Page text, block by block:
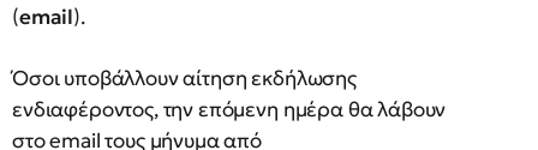
(email).
Όσοι υπoβάλλουν αίτηση εκδήλωσης
ενδιαφέροντος, την επόμενη ημέρα θα λάβουν
στο email τους μήνυμα από